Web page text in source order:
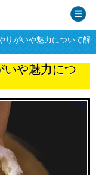
りがいや魅力について解
いや魅力につ